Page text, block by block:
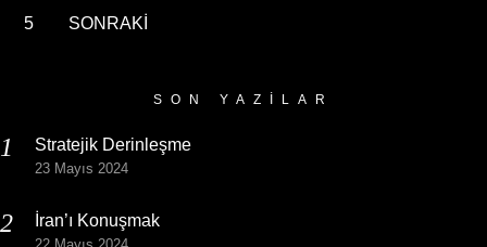
5
SONRAKİ
SON YAZILAR
Stratejik Derinleşme
23 Mayıs 2024
İran’ı Konuşmak